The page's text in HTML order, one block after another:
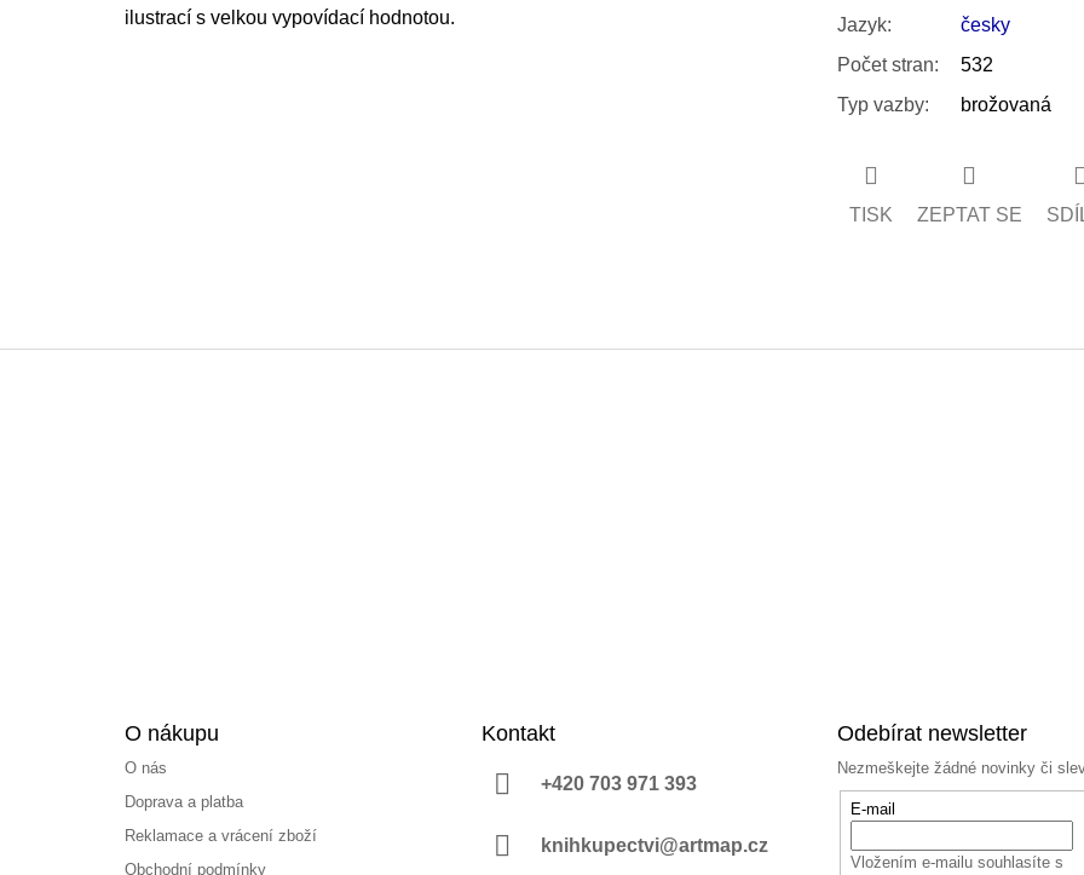
ilustrací s velkou vypovídací hodnotou.
Jazyk:
česky
Počet stran:
532
Typ vazby: brožovaná
TISK ZEPTAT SE
O nákupu
O nás
Doprava a platba
Reklamace a vrácení zboží
Obchodní podmínky
Kontakt
+420 703 971 393
knihkupectvi@artmap.cz
Odebírat newsletter
Nezmeškejte žádné novinky či
E-mail
Vložením e-mailu souhlasíte s